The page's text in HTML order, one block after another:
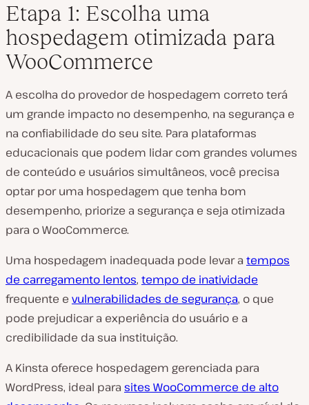
Etapa 1: Escolha uma
hospedagem otimizada para
WooCommerce
A escolha do provedor de hospedagem correto terá
um grande impacto no desempenho, na segurança e
na confiabilidade do seu site. Para plataformas
educacionais que podem lidar com grandes volumes
de conteúdo e usuários simultâneos, você precisa
optar por uma hospedagem que tenha bom
desempenho, priorize a segurança e seja otimizada
para o WooCommerce.
Uma hospedagem inadequada pode levar a tempos
de carregamento lentos, tempo de inatividade
frequente e vulnerabilidades de segurança, o que
pode prejudicar a experiência do usuário e a
credibilidade da sua instituição.
A Kinsta oferece hospedagem gerenciada para
WordPress, ideal para sites WooCommerce de alto